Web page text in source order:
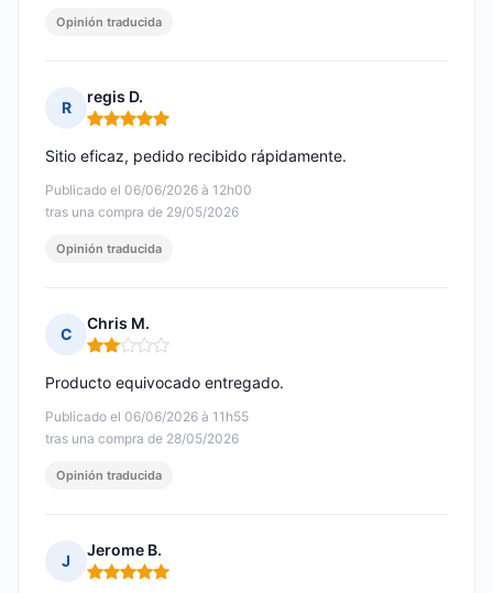
Opinión traducida
R
regis D.
Nota: 5 de 5
Publicado el 06/06/2026 à 12h00
tras una compra de 29/05/2026
Sitio eficaz, pedido recibido rápidamente.
Opinión traducida
C
Chris M.
Nota: 2 de 5
Publicado el 06/06/2026 à 11h55
tras una compra de 28/05/2026
Producto equivocado entregado.
Opinión traducida
J
Jerome B.
Nota: 5 de 5